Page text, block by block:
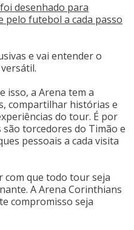
desenhado para
pelo futebol a cada passo
e vai entender o
isso, a Arena tem a
compartilhar histórias e
do tour. É por
torcedores do Timão e
pessoais a cada visita
com que todo tour seja
A Arena Corinthians
compromisso seja